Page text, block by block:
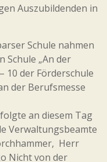
Auszubildenden in
Schule nahmen
Schule „An der
10 der Förderschule
der Berufsmesse
an diesem Tag
Verwaltungsbeamte
Herr
Nicht von der